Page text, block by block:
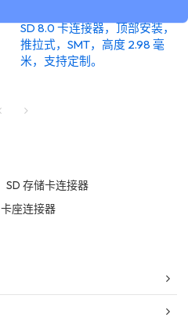
SD 8.0 卡连接器，顶部安装，
推拉式，SMT，高度 2.98 毫
米，支持定制。
SD 存储卡连接器
卡座连接器